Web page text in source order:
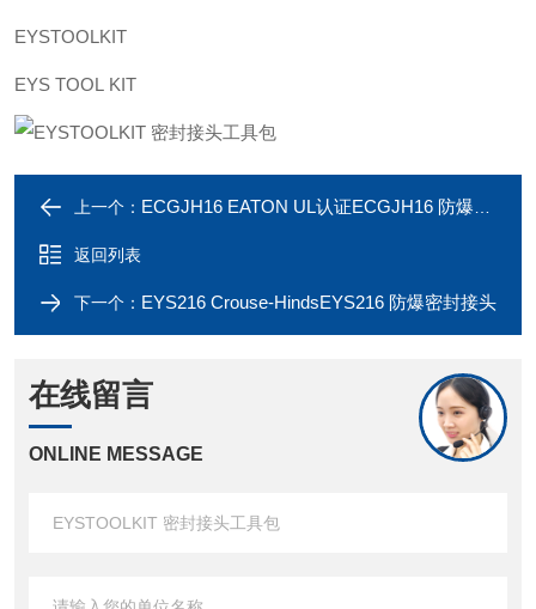
EYSTOOLKIT
EYS TOOL KIT
上一个： ECGJH16 EATON UL认证ECGJH16 防爆挠性管
返回列表
下一个： EYS216 Crouse-HindsEYS216 防爆密封接头
在线留言
ONLINE MESSAGE